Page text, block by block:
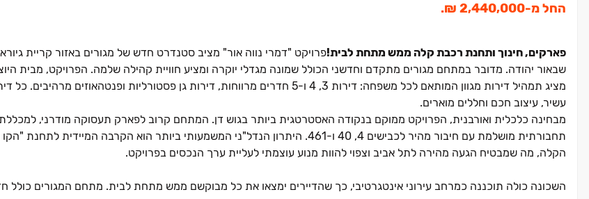
החל מ‏-‏2,440,000 ‏₪.
פארקים, חינוך ותחנת רכבת קלה ממש מתחת לבית!פרויקט "דמרי נווה אור" מציב סטנדרט חדש של מגורים באזור קריית
שבאור יהודה. מדובר במתחם מגורים מתקדם וחדשני הכולל שמונה מגדלי יוקרה ומציע חוויית קהילה שלמה. הפרויקט, מבית
מציג תמהיל דירות מגוון המותאם לכל משפחה: דירות ‏3, ‏4 ו‏-‏5 חדרים מרווחות, דירות גן פסטורליות
עשיר, עיצוב חכם וחללים מוארים.
מבחינה כלכלית ואורבנית, הפרויקט ממוקם בנקודה האסטרטגית ביותר בגוש דן. המתחם קרוב לפארק תעסוקה מודרני, למכללת
תחבורתית מושלמת עם חיבור מהיר לכבישים ‏4, ‏40 ו‏-‏461. היתרון הנדל"ני המשמעותי ביותר הוא הקרבה
הקלה, מה שמבטיח הגעה מהירה לתל אביב וצפוי להוות מנוע עוצמתי לעליית ערך הנכסים בפרויקט.
השכונה כולה תוכננה כמרחב עירוני אינטגרטיבי, כך שהדיירים ימצאו את כל מבוקשם ממש מתחת לבית. מתחם המגורים כולל